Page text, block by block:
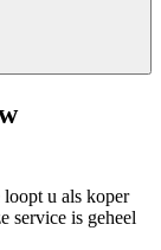
u als koper
service is geheel